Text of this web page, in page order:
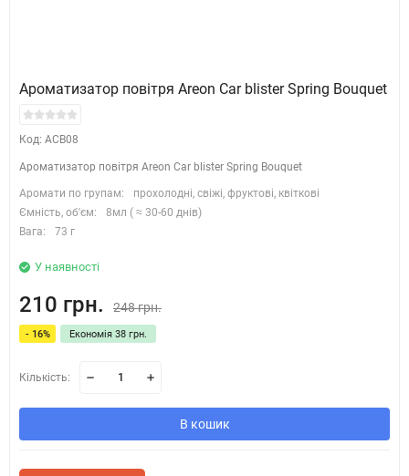
Ароматизатор повітря Areon Car blister Spring Bouquet
Код: ACB08
Ароматизатор повітря Areon Car blister Spring Bouquet
Аромати по групам:
прохолодні, свіжі, фруктові, квіткові
Ємність, об'єм:
8мл ( ≈ 30-60 днів)
Вага:
73 г
У наявності
210 грн. 248 грн.
- 16% Економія 38 грн.
Кількість:
В кошик